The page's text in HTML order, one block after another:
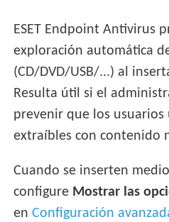
ESET Endpoint Antivirus
exploración automática
(CD/DVD/USB/...) al
Resulta útil si el
prevenir que los usuarios
extraíbles con contenido
Cuando se inserten
configure Mostrar las
enConfiguración